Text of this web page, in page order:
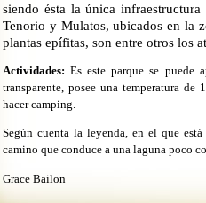
siendo ésta la única
Tenorio y Mulatos, ubicados en la
plantas epífitas, son entre otros los
Actividades: Es este parque se puede
transparente, posee una temperatura de
hacer camping.
Según cuenta la leyenda, en el que
camino que conduce a una laguna poco
Grace Bailon